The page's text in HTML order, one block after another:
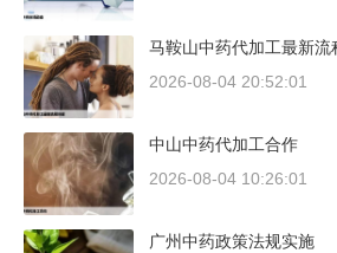
马鞍山中药代加工最新流
2026-08-04 20:52:01
中山中药代加工合作
2026-08-04 10:26:01
广州中药政策法规实施